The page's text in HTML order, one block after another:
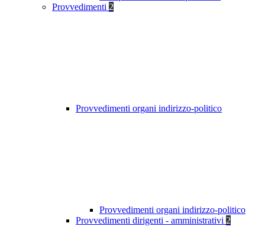
Provvedimenti 2
Provvedimenti organi indirizzo-politico
Provvedimenti organi indirizzo-politico
Provvedimenti dirigenti - amministrativi 2